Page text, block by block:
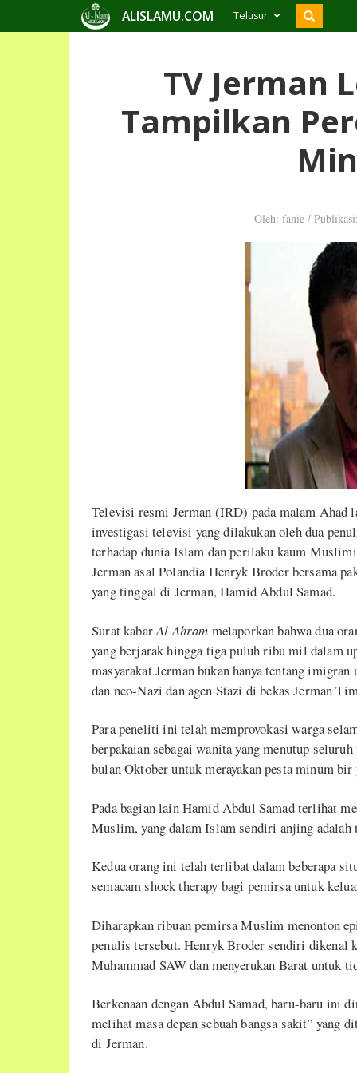
ALISLAMU.COM Telusur
TV Jerman
Tampilkan
Oleh: fanie /
Televisi resmi Jerman (IRD) pada malam Ahad
investigasi televisi yang dilakukan oleh dua
terhadap dunia Islam dan perilaku kaum
Jerman asal Polandia Henryk Broder bersama
yang tinggal di Jerman, Hamid Abdul Samad.
Surat kabarAl Ahram melaporkan bahwa dua
yang berjarak hingga tiga puluh ribu mil dalam
masyarakat Jerman bukan hanya tentang
dan neo-Nazi dan agen Stazi di bekas Jerman
Para peneliti ini telah memprovokasi warga
berpakaian sebagai wanita yang menutup
bulan Oktober untuk merayakan pesta minum
Pada bagian lain Hamid Abdul Samad terlihat
Muslim, yang dalam Islam sendiri anjing adalah
Kedua orang ini telah terlibat dalam beberapa
semacam shock therapy bagi pemirsa untuk
Diharapkan ribuan pemirsa Muslim menonton
penulis tersebut. Henryk Broder sendiri dikenal
Muhammad SAW dan menyerukan Barat untuk
Berkenaan dengan Abdul Samad, baru-baru ini
melihat masa depan sebuah bangsa sakit”
di Jerman.